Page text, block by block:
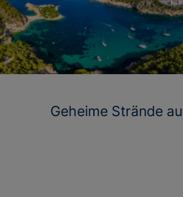
Geheime Strände